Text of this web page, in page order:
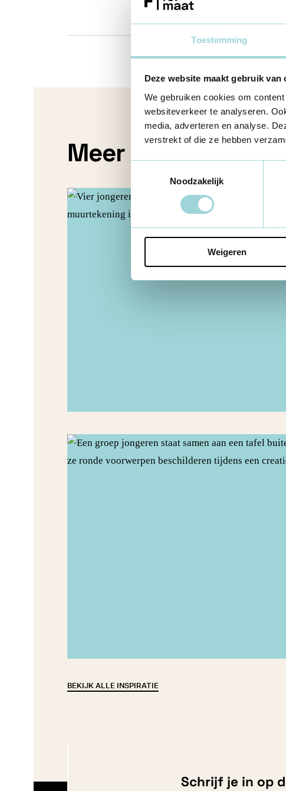
Toestemming
Deze website maakt gebruik van
We gebruiken cookies om
websiteverkeer te analyseren.
media, adverteren en analyse.
verstrekt of die ze hebben
Noodzakelijk
Weigeren
Meer inspiratie
BEKIJK ALLE INSPIRATIE
Schrijf je in op